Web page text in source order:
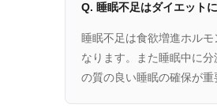
Q. 睡眠不足はダイエット
睡眠不足は食欲増進ホル
なります。また睡眠中に
の質の良い睡眠の確保が重